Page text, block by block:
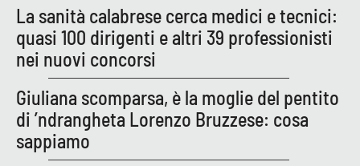
STREAMING
LaC TV
LaC Network
LaC OnAir
La sanità calabrese cerca medici e tecnici:
quasi 100 dirigenti e altri 39 professionisti
nei nuovi concorsi
Giuliana scomparsa, è la moglie del pentito
di ’ndrangheta Lorenzo Bruzzese: cosa
sappiamo